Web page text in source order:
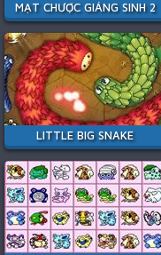
MẠT CHƯỢC GIÁNG SINH 2
LITTLE BIG SNAKE